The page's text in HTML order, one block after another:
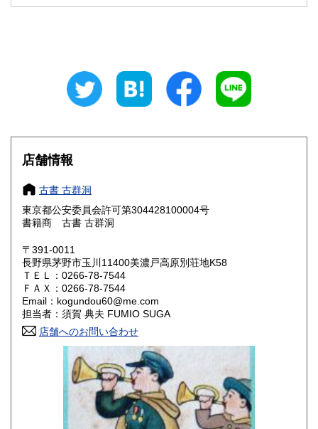
静岡県
430円 三重県
滋賀県 430円 京都府 430円
大阪府
奈良県
鳥取県
岡山県 430円 広島県
山口県 430円
香川県
430円 福岡県
430円 長崎県
430円 大分県
店舗情報
古書 古群洞
東京都公安委員会許可第304428100004号
書籍商 古書 古群洞
〒391-0011
長野県茅野市玉川11400美濃戸高原別荘地K58
ＴＥＬ：0266-78-7544
ＦＡＸ：0266-78-7544
Email：kogundou60@me.com
担当者：須賀 典夫 FUMIO SUGA
店舗へのお問い合わせ